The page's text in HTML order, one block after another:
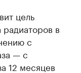
цель
в
с
— с
12 месяцев